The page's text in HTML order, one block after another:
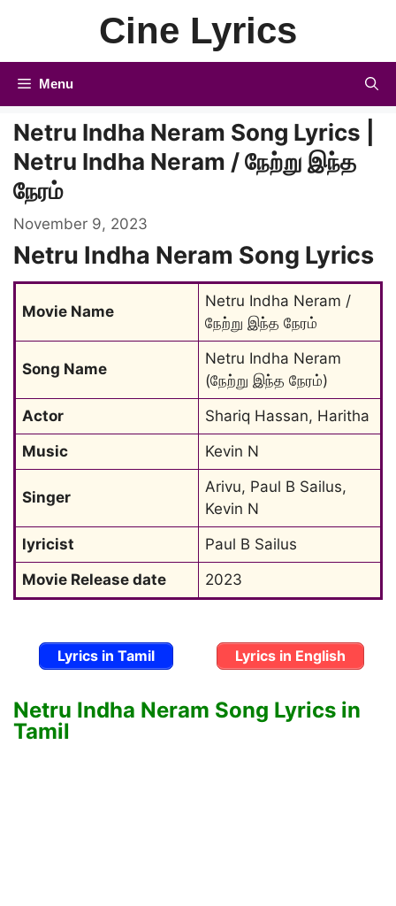
Cine Lyrics
Menu
Netru Indha Neram Song Lyrics |
Netru Indha Neram / நேற்று இந்த
நேரம்
November 9, 2023
Netru Indha Neram Song Lyrics
Movie Name
Netru Indha Neram /
நேற்று இந்த நேரம்
Song Name
Netru Indha Neram
(நேற்று இந்த நேரம்)
Actor
Shariq Hassan, Haritha
Music
Kevin N
Singer
Arivu, Paul B Sailus,
Kevin N
lyricist
Paul B Sailus
Movie Release date
2023
Lyrics in Tamil Lyrics in English
Netru Indha Neram Song Lyrics in
Tamil